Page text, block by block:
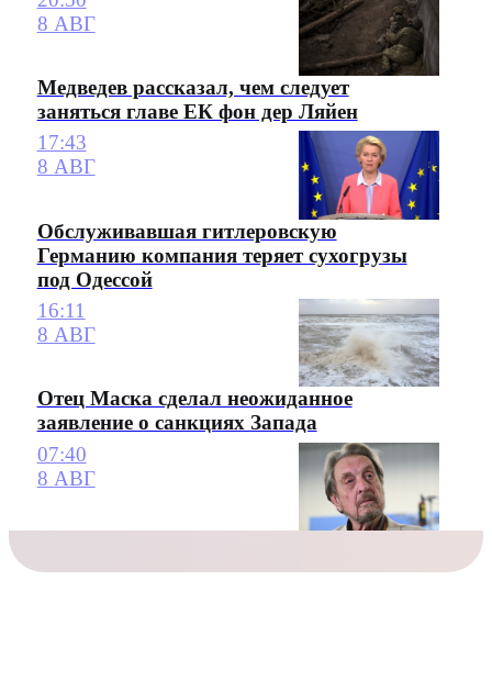
8 АВГ
Медведев рассказал, чем следует
заняться главе ЕК фон дер Ляйен
17:43
8 АВГ
Обслуживавшая гитлеровскую
Германию компания теряет сухогрузы
под Одессой
16:11
8 АВГ
Отец Маска сделал неожиданное
заявление о санкциях Запада
07:40
8 АВГ